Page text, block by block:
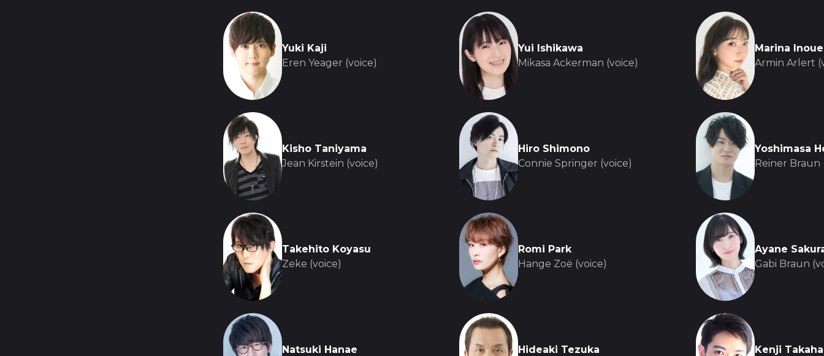
Yuki Kaji
Eren Yeager (voice)
Yui Ishikawa
Mikasa Ackerman (voice)
Marina Inoue
Armin Arlert
Kisho Taniyama
Jean Kirstein (voice)
Hiro Shimono
Connie Springer (voice)
Yoshimasa
Reiner Braun
Takehito Koyasu
Zeke (voice)
Romi Park
Hange Zoë (voice)
Ayane
Gabi Braun
Natsuki Hanae
Hideaki Tezuka
Kenji